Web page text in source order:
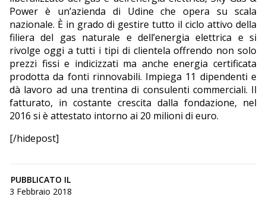
Power è un’azienda di Udine che opera su scala
nazionale. È in grado di gestire tutto il ciclo attivo della
filiera del gas naturale e dell’energia elettrica e si
rivolge oggi a tutti i tipi di clientela offrendo non solo
prezzi fissi e indicizzati ma anche energia certificata
prodotta da fonti rinnovabili. Impiega 11 dipendenti e
dà lavoro ad una trentina di consulenti commerciali. Il
fatturato, in costante crescita dalla fondazione, nel
2016 si è attestato intorno ai 20 milioni di euro.
[/hidepost]
PUBBLICATO IL
3 Febbraio 2018